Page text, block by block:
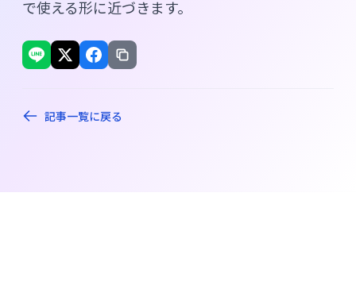
で使える形に近づきます。
記事一覧に戻る